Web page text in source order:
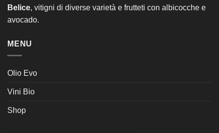
Belice, vitigni di diverse varietà e frutteti con albicocche e
avocado.
MENU
Olio Evo
Vini Bio
Shop